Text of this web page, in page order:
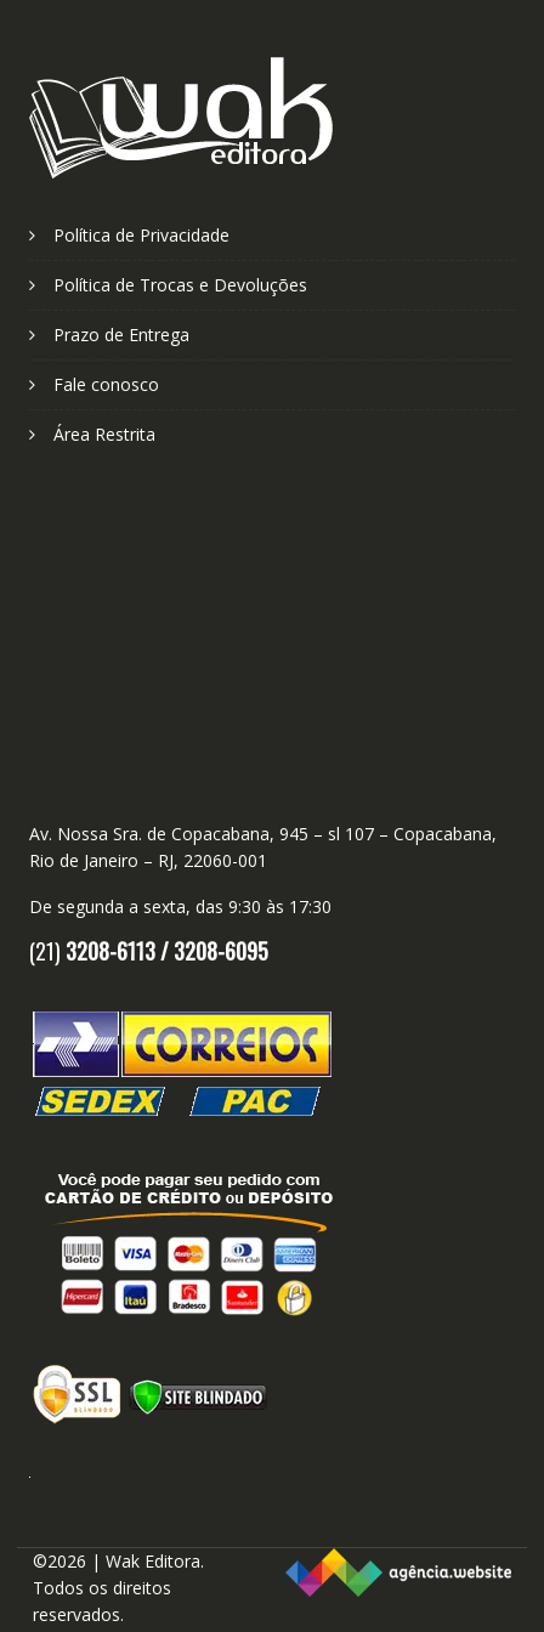
Política de Privacidade
Política de Trocas e Devoluções
Prazo de Entrega
Fale conosco
Área Restrita
Av. Nossa Sra. de Copacabana, 945 – sl 107 – Copacabana,
Rio de Janeiro – RJ, 22060-001
De segunda a sexta, das 9:30 às 17:30
(21) 3208-6113 /3208-6095
©2026 | Wak Editora.
Todos os direitos
reservados.